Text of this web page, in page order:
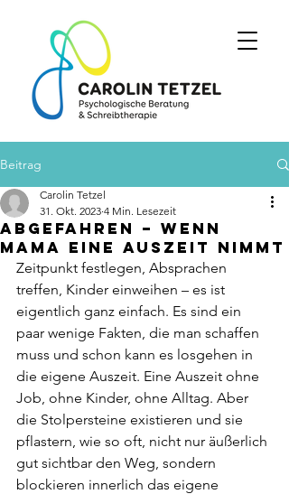
Beitrag
Abgefahren – wenn
Mama eine Auszeit nimmt
Carolin Tetzel
31. Okt. 2023 4 Min. Lesezeit
Zeitpunkt festlegen, Absprachen
treffen, Kinder einweihen – es ist
eigentlich ganz einfach. Es sind ein
paar wenige Fakten, die man schaffen
muss und schon kann es losgehen in
die eigene Auszeit. Eine Auszeit ohne
Job, ohne Kinder, ohne Alltag. Aber
die Stolpersteine existieren und sie
pflastern, wie so oft, nicht nur äußerlich
gut sichtbar den Weg, sondern
blockieren innerlich das eigene